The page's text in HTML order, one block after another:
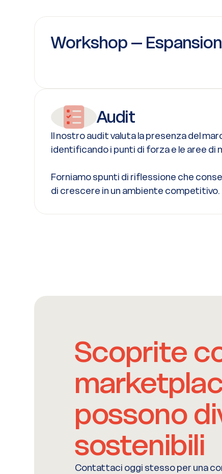
Workshop –
Audit
Il nostro audit valuta la presenza del
identificando i punti di forza e le aree di
Forniamo spunti di riflessione che
di crescere in un ambiente competitivo.
Scoprite
possono
sostenibili
Contattaci oggi stesso per una